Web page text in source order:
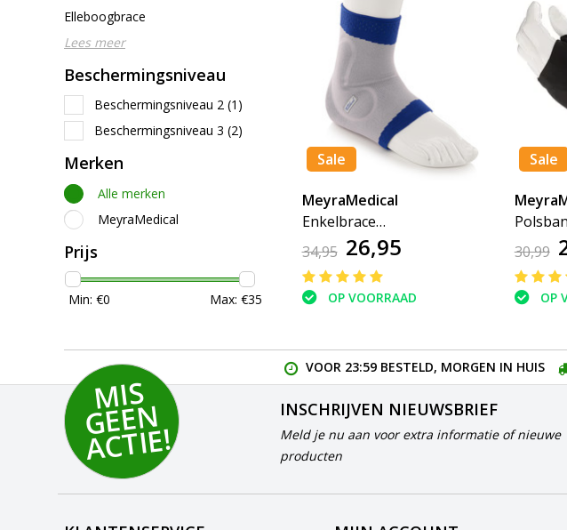
Elleboogbrace
Lees meer
Beschermingsniveau
Beschermingsniveau 2 (1)
Beschermingsniveau 3 (2)
Merken
Alle merken
MeyraMedical
Prijs
Min: €0 Max: €35
Sale
MeyraMedical
Enkelbrace
MalleoMedical
34,95 26,95
OP VOORRAAD
Sale
30,99
OP
VOOR 23:59 BESTELD, MORGEN IN HUIS
MI
S
G
E
E
N
A
C
TI
E!
INSCHRIJVEN NIEUWSBRIEF
Meld je nu aan voor extra informatie of nieuwe
producten